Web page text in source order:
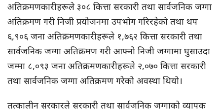
अतिक्रमणकारीहरूले ३०८ कित्ता सरकारी तथा सार्वजनिक जग्गा
अतिक्रमण गरी निजी प्रयोजनमा उपभोग गरिरहेको तथा थप
६,९०६ जना अतिक्रमणकारीहरूले १,७६२ कित्ता सरकारी तथा
सार्वजनिक जग्गा अतिक्रमण गरी आफ्नो निजी जग्गामा घुसाउदा
जम्मा ८,०९३ जना अतिक्रमणकारीहरूले २,०७० कित्ता सरकारी
तथा सार्वजनिक जग्गा अतिक्रमण गरेको अवस्था थियो।
तत्कालीन सरकारले सरकारी तथा सार्वजनिक जग्गाको व्यापक